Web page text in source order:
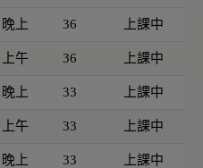
晚上 36 上課中
上午 36 上課中
晚上 33 上課中
上午 33 上課中
晚上 33 上課中